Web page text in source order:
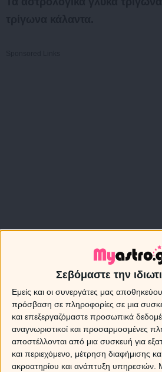
Σεβόμαστε την
Εμείς και οι συνεργάτες μας
πρόσβαση σε πληροφορίες σε μια
και επεξεργαζόμαστε προσωπικά
αναγνωριστικοί και προσαρμοσμένες
αποστέλλονται από μια συσκευή για
και περιεχόμενο, μέτρηση διαφήμισης
ακροατηρίου και ανάπτυξη υπηρεσιών.
Οι όψεις που ξεχωρίζουν,
σχηματίζουν ο Ερμής με τον